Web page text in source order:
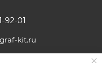
92-01
kit.ru
р-н,